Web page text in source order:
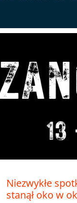
Niezwykłe
stanął oko w